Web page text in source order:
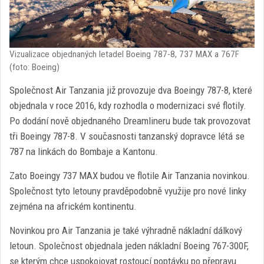
Vizualizace objednaných letadel Boeing 787-8, 737 MAX a 767F
(foto: Boeing)
Společnost Air Tanzania již provozuje dva Boeingy 787-8, které
objednala v roce 2016, kdy rozhodla o modernizaci své flotily.
Po dodání nově objednaného Dreamlineru bude tak provozovat
tři Boeingy 787-8. V současnosti tanzanský dopravce létá se
787 na linkách do Bombaje a Kantonu.
Zato Boeingy 737 MAX budou ve flotile Air Tanzania novinkou.
Společnost tyto letouny pravděpodobně využije pro nové linky
zejména na africkém kontinentu.
Novinkou pro Air Tanzania je také výhradně nákladní dálkový
letoun. Společnost objednala jeden nákladní Boeing 767-300F,
se kterým chce uspokojovat rostoucí poptávku po přepravu